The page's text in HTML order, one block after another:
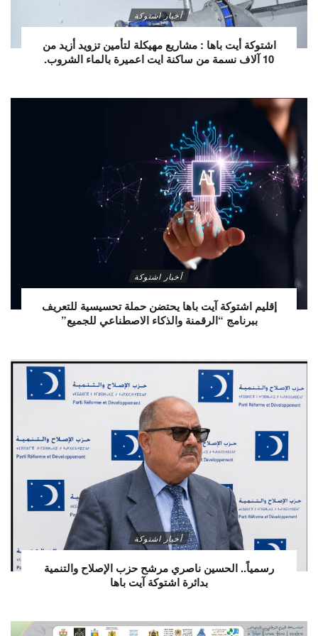
أخبار اشتوكة
اشتوكة أيت باها : مشاريع مهيكلة لتأمين تزويد أزيد من
10 آلاف نسمة من ساكنة ايت اعميرة بالماء الشروب.
أخبار اشتوكة
إقليم اشتوكة آيت باها يحتضن حملة تحسيسية للتعريف
ببرنامج “الرقمنة والذكاء الاصطناعي للجميع”
أخبار اشتوكة
رسمياً.. الحسين ناصري مرشح حزب الإصلاح والتنمية
بدائرة اشتوكة آيت باها